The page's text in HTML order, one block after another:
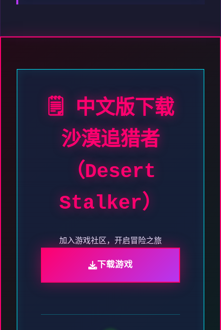
🗒️ 中文版下载
沙漠追猎者
（Desert
Stalker）
加入游戏社区，开启冒险之旅
下载游戏